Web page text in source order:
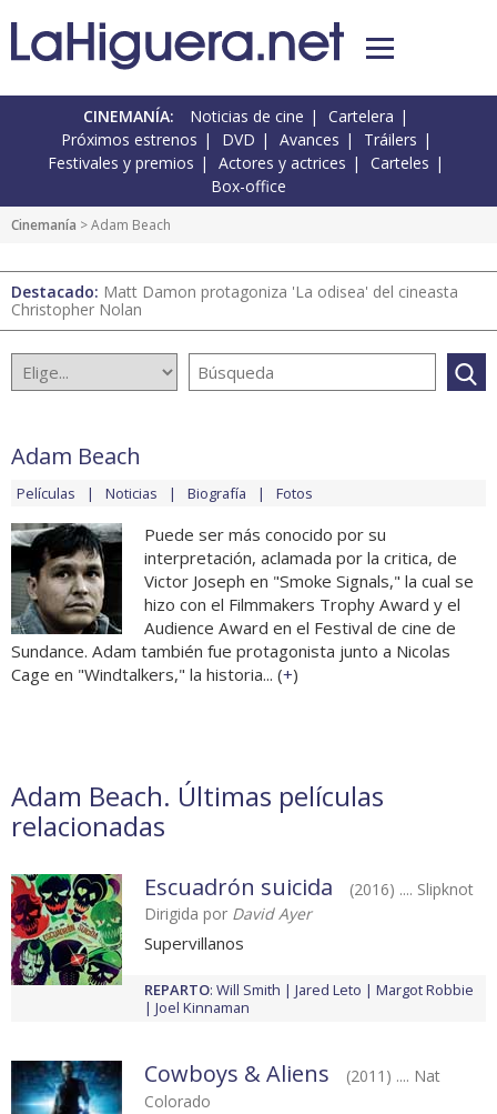
CINEMANÍA: Noticias de cine
Cartelera
Próximos estrenos
DVD Avances
Tráilers
Festivales y premios
Actores y actrices
Carteles
Box-office
Cinemanía > Adam Beach
Destacado: Matt Damon protagoniza 'La odisea' del cineasta
Christopher Nolan
Adam Beach
Películas Noticias Biografía Fotos
Puede ser más conocido por su
interpretación, aclamada por la critica, de
Victor Joseph en "Smoke Signals," la cual se
hizo con el Filmmakers Trophy Award y el
Audience Award en el Festival de cine de
Sundance. Adam también fue protagonista junto a Nicolas
Cage en "Windtalkers," la historia... (+)
Adam Beach. Últimas películas
relacionadas
Escuadrón suicida
(2016) .... Slipknot
Dirigida por David Ayer
Supervillanos
REPARTO: Will Smith Jared Leto
Margot Robbie
Joel Kinnaman
Cowboys & Aliens
(2011) .... Nat
Colorado